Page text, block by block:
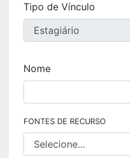
Tipo de Vínculo
Nome
FONTES DE RECURSO